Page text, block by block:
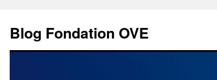
contenu
Blog Fondation OVE